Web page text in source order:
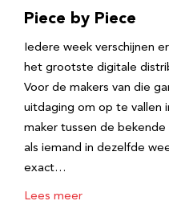
Piece by Piece
Iedere week verschijnen
het grootste digitale
Voor de makers van die
uitdaging om op te vallen
maker tussen de bekende
als iemand in dezelfde
exact…
Lees meer